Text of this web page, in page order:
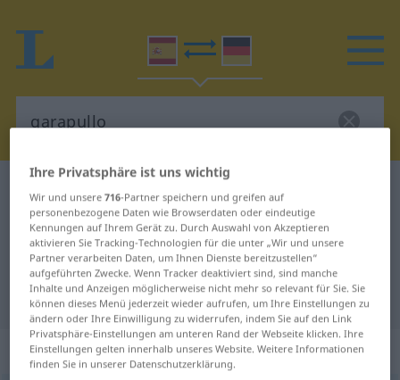
Spanisch-Deutsch Übersetzung für
"garapullo"
"garapullo" Deutsch Übersetzung
„garapullo“: masculino
Ihre Privatsphäre ist uns wichtig
Wir und unsere716-Partner speichern und greifen auf
personenbezogene Daten wie Browserdaten oder eindeutige
Kennungen auf Ihrem Gerät zu. Durch Auswahl von Akzeptieren
aktivieren Sie Tracking-Technologien für die unter „Wir und unsere
Partner verarbeiten Daten, um Ihnen Dienste bereitzustellen“
aufgeführten Zwecke. Wenn Tracker deaktiviert sind, sind manche
Inhalte und Anzeigen möglicherweise nicht mehr so relevant für Sie. Sie
können dieses Menü jederzeit wieder aufrufen, um Ihre Einstellungen zu
ändern oder Ihre Einwilligung zu widerrufen, indem Sie auf den Link
Privatsphäre-Einstellungen am unteren Rand der Webseite klicken. Ihre
Einstellungen gelten innerhalb unseres Website. Weitere Informationen
finden Sie in unserer Datenschutzerklärung.